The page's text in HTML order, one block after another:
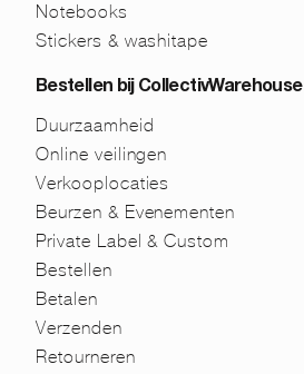
Notebooks
Stickers & washitape
Bestellen bij CollectivWarehouse
Duurzaamheid
Online veilingen
Verkooplocaties
Beurzen & Evenementen
Private Label & Custom
Bestellen
Betalen
Verzenden
Retourneren